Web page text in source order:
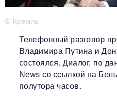
Электронные почты редакции:
Информационный отдел
Отдел рекламы
reklama@business-
Отдел распространения/
© Кремль
Телефонный разговор
Владимира Путина и
состоялся. Диалог, по
News со ссылкой на
полутора часов.